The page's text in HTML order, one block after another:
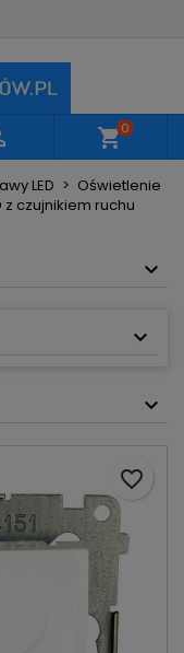
shopping_cart0
LED
Oświetlenie
z czujnikiem ruchu
favorite_border
listę życzeń
na
Zaloguj się